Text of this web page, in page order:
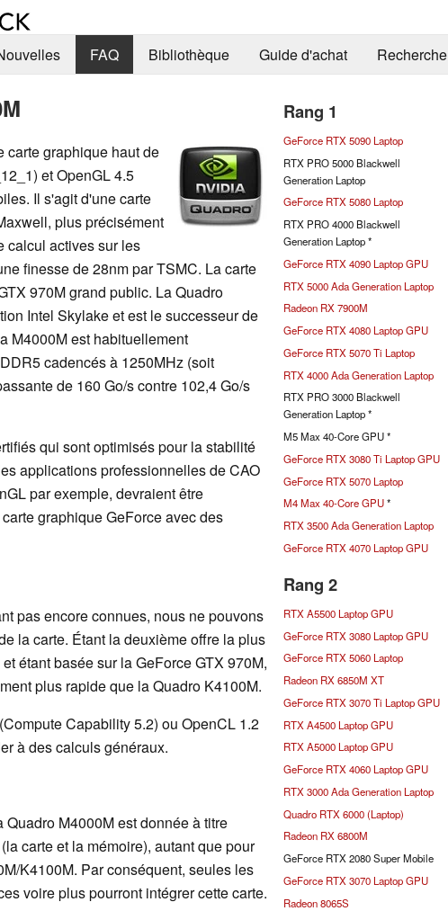
FAQ Bibliothèque Guide d'achat Recherche
carte graphique haut de
et OpenGL 4.5
Il s'agit d'une carte
plus précisément
calcul actives sur les
finesse de 28nm par TSMC. La carte
970M grand public. La Quadro
Intel Skylake et est le successeur de
M4000M est habituellement
cadencés à 1250MHz (soit
de 160 Go/s contre 102,4 Go/s
qui sont optimisés pour la stabilité
applications professionnelles de CAO
par exemple, devraient être
graphique GeForce avec des
pas encore connues, nous ne pouvons
la carte. Étant la deuxième offre la plus
étant basée sur la GeForce GTX 970M,
plus rapide que la Quadro K4100M.
Capability 5.2) ou OpenCL 1.2
à des calculs généraux.
M4000M est donnée à titre
carte et la mémoire), autant que pour
K4100M. Par conséquent, seules les
voire plus pourront intégrer cette carte.
Rang 1
GeForce RTX 5090 Laptop
RTX PRO 5000 Blackwell
Generation Laptop
GeForce RTX 5080 Laptop
RTX PRO 4000 Blackwell
Generation Laptop *
GeForce RTX 4090 Laptop GPU
RTX 5000 Ada Generation Laptop
Radeon RX 7900M
GeForce RTX 4080 Laptop GPU
GeForce RTX 5070 Ti Laptop
RTX 4000 Ada Generation Laptop
RTX PRO 3000 Blackwell
Generation Laptop *
M5 Max 40-Core GPU *
GeForce RTX 3080 Ti Laptop GPU
GeForce RTX 5070 Laptop
M4 Max 40-Core GPU*
RTX 3500 Ada Generation Laptop
GeForce RTX 4070 Laptop GPU
Rang 2
RTX A5500 Laptop GPU
GeForce RTX 3080 Laptop GPU
GeForce RTX 5060 Laptop
Radeon RX 6850M XT
GeForce RTX 3070 Ti Laptop GPU
RTX A4500 Laptop GPU
RTX A5000 Laptop GPU
GeForce RTX 4060 Laptop GPU
RTX 3000 Ada Generation Laptop
Quadro RTX 6000 (Laptop)
Radeon RX 6800M
GeForce RTX 2080 Super Mobile
GeForce RTX 3070 Laptop GPU
Radeon 8065S